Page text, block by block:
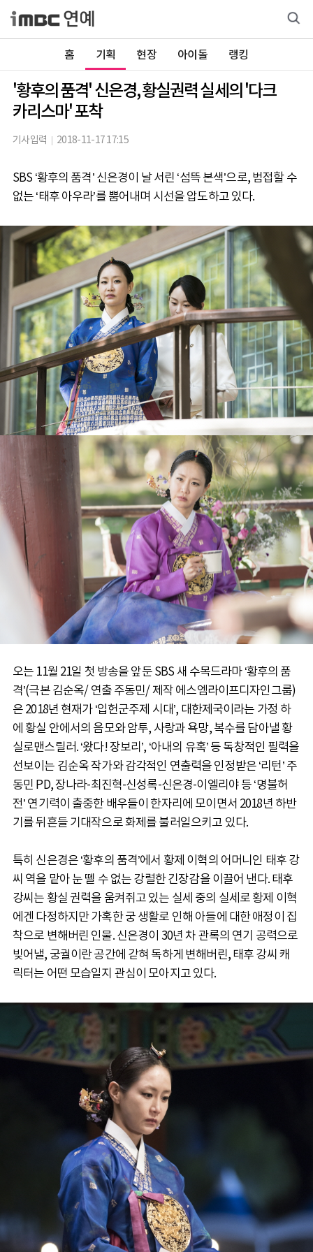
홈 기획 현장 아이돌 랭킹
'황후의 품격' 신은경, 황실권력 실세의 '다크
카리스마' 포착
기사입력 2018-11-17 17:15
SBS ‘황후의 품격’ 신은경이 날 서린 ‘섬뜩 본색’으로, 범접할 수
없는 ‘태후 아우라’를 뿜어내며 시선을 압도하고 있다.
오는 11월 21일 첫 방송을 앞둔 SBS 새 수목드라마 ‘황후의 품
격’(극본 김순옥/ 연출 주동민/ 제작 에스엠라이프디자인그룹)
은 2018년 현재가 ‘입헌군주제 시대’, 대한제국이라는 가정 하
에 황실 안에서의 음모와 암투, 사랑과 욕망, 복수를 담아낼 황
실로맨스릴러. ‘왔다! 장보리’, ‘아내의 유혹’ 등 독창적인 필력을
선보이는 김순옥 작가와 감각적인 연출력을 인정받은 ‘리턴’ 주
동민 PD, 장나라-최진혁-신성록-신은경-이엘리야 등 ‘명불허
전’ 연기력이 출중한 배우들이 한자리에 모이면서 2018년 하반
기를 뒤흔들 기대작으로 화제를 불러일으키고 있다.
특히 신은경은 ‘황후의 품격’에서 황제 이혁의 어머니인 태후 강
씨 역을 맡아 눈 뗄 수 없는 강렬한 긴장감을 이끌어 낸다. 태후
강씨는 황실 권력을 움켜쥐고 있는 실세 중의 실세로 황제 이혁
에겐 다정하지만 가혹한 궁 생활로 인해 아들에 대한 애정이 집
착으로 변해버린 인물. 신은경이 30년 차 관록의 연기 공력으로
빚어낼, 궁궐이란 공간에 갇혀 독하게 변해버린, 태후 강씨 캐
릭터는 어떤 모습일지 관심이 모아지고 있다.